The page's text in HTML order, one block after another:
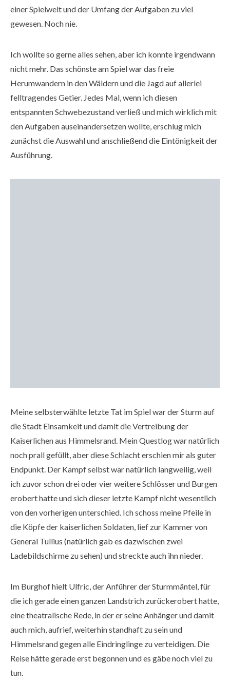
einer Spielwelt und der Umfang der Aufgaben zu viel
gewesen. Noch nie.
Ich wollte so gerne alles sehen, aber ich konnte irgendwann
nicht mehr. Das schönste am Spiel war das freie
Herumwandern in den Wäldern und die Jagd auf allerlei
felltragendes Getier. Jedes Mal, wenn ich diesen
entspannten Schwebezustand verließ und mich wirklich mit
den Aufgaben auseinandersetzen wollte, erschlug mich
zunächst die Auswahl und anschließend die Eintönigkeit der
Ausführung.
Meine selbsterwählte letzte Tat im Spiel war der Sturm auf
die Stadt Einsamkeit und damit die Vertreibung der
Kaiserlichen aus Himmelsrand. Mein Questlog war natürlich
noch prall gefüllt, aber diese Schlacht erschien mir als guter
Endpunkt. Der Kampf selbst war natürlich langweilig, weil
ich zuvor schon drei oder vier weitere Schlösser und Burgen
erobert hatte und sich dieser letzte Kampf nicht wesentlich
von den vorherigen unterschied. Ich schoss meine Pfeile in
die Köpfe der kaiserlichen Soldaten, lief zur Kammer von
General Tullius (natürlich gab es dazwischen zwei
Ladebildschirme zu sehen) und streckte auch ihn nieder.
Im Burghof hielt Ulfric, der Anführer der Sturmmäntel, für
die ich gerade einen ganzen Landstrich zurückerobert hatte,
eine theatralische Rede, in der er seine Anhänger und damit
auch mich, aufrief, weiterhin standhaft zu sein und
Himmelsrand gegen alle Eindringlinge zu verteidigen. Die
Reise hätte gerade erst begonnen und es gäbe noch viel zu
tun.